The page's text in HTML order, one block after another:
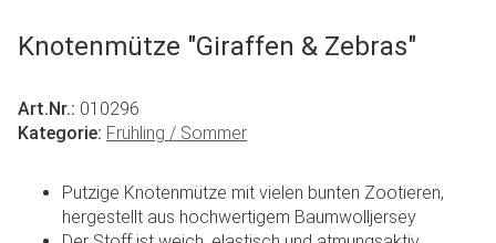
Knotenmütze "Giraffen & Zebras"
Art.Nr.: 010296
Kategorie: Frühling / Sommer
Putzige Knotenmütze mit vielen bunten Zootieren,
hergestellt aus hochwertigem Baumwolljersey